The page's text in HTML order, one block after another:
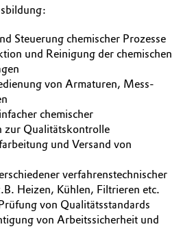
Steuerung chemischer Prozesse
und Reinigung der chemischen
von Armaturen, Mess-
chemischer
zur Qualitätskontrolle
und Versand von
verfahrenstechnischer
Heizen, Kühlen, Filtrieren etc.
von Qualitätsstandards
von Arbeitssicherheit und